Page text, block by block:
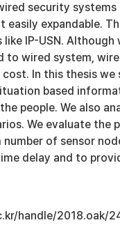
security
easily expandable.
IP-USN.
to wired system,
In this thesis
based
people. We also
We evaluate the
of sensor
delay and to
handle/2018.oak/